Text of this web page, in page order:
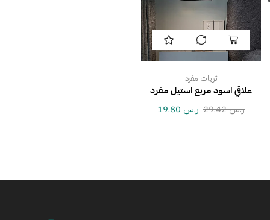
ثريات مفرد
علاقي اسود مربع استيل مفرد
ر.س29.42 ر.س